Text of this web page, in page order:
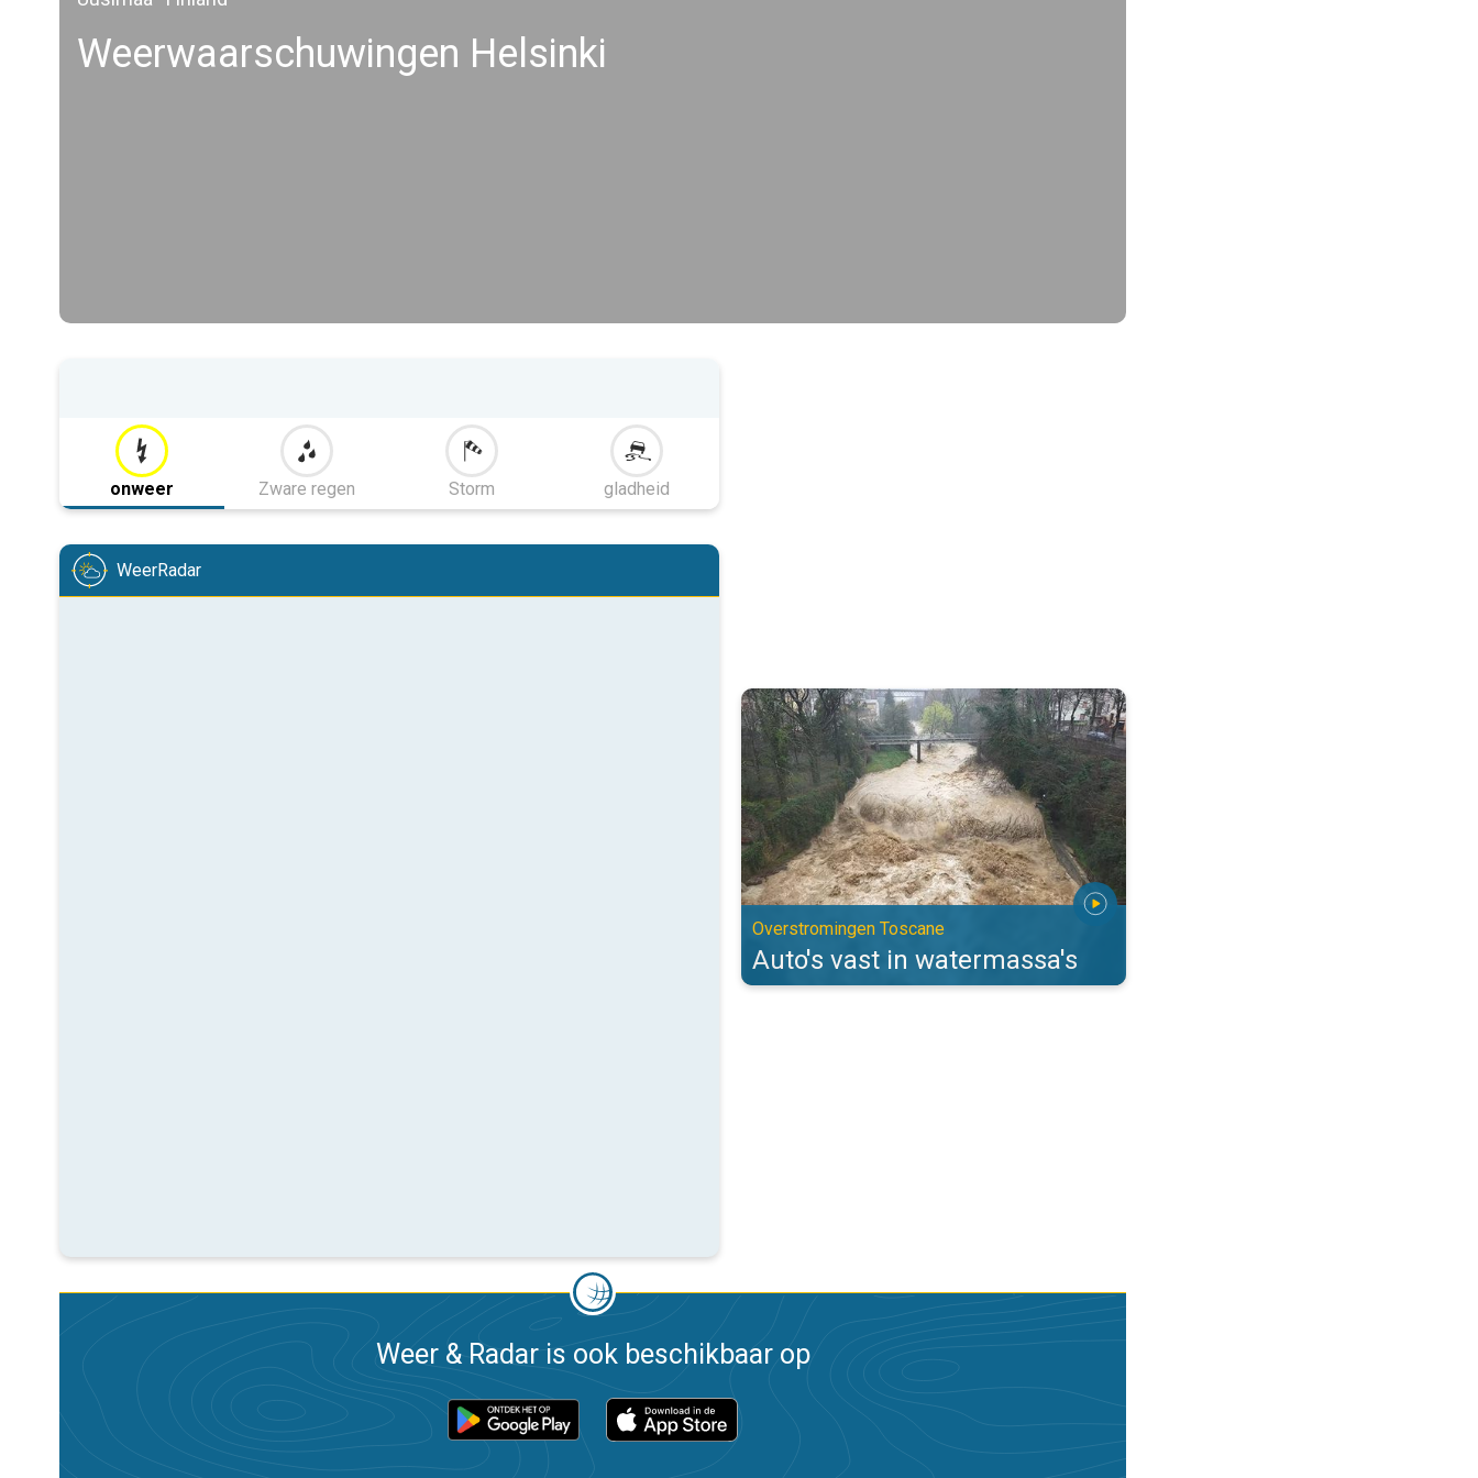
Weerwaarschuwingen Helsinki
onweer Zware regen Storm gladheid
WeerRadar
Auto's vast in watermassa's. Overstromingen Toscane. . .
Overstromingen Toscane
Auto's vast in watermassa's
Weer & Radar is ook beschikbaar op